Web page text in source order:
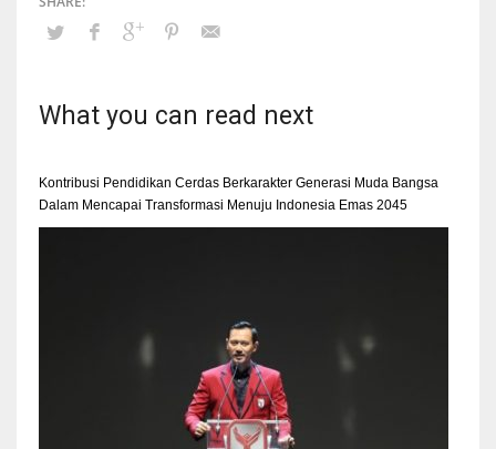
What you can read next
Kontribusi Pendidikan Cerdas Berkarakter Generasi Muda Bangsa
Dalam Mencapai Transformasi Menuju Indonesia Emas 2045